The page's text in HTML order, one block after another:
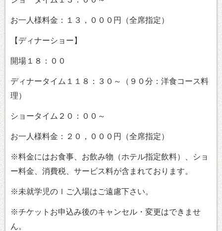
お一人様料金：１３，０００円（全席指定）
【ディナーショー】
開場１８：００
ディナータイム１１８：３０～（９０分：洋食コース料
理）
ショータイム２０：００～
お一人様料金：２０，０００円（全席指定）
※料金にはお食事、お飲み物（ホテル指定飲料）、ショ
ー料金、消費税、サービス料が含まれております。
※未就学児のｌご入場はご遠慮下さい。
※チケットお申込み後のキャンセル・変更はできませ
ん。